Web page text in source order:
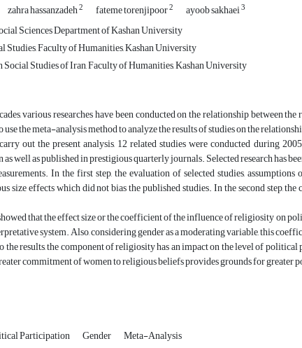
zahra hassanzadeh2 fateme torenjipoor2 ayoob sakhaei3
Sciences Department of Kashan University
Faculty of Humanities, Kashan University
Social Studies of Iran, Faculty of Humanities, Kashan University
various researches have been conducted on the relationship between
use the meta-analysis method to analyze the results of studies on the
out the present analysis, 12 related studies were conducted during
well as published in prestigious quarterly journals. Selected research has
In the first step, the evaluation of selected studies,
size effects which did not bias the published studies. In the second step,
that the effect size or the coefficient of the influence of religiosity on
system. Also, considering gender as a moderating variable, this
results, the component of religiosity has an impact on the level of
commitment of women to religious beliefs provides grounds for
Participation Gender Meta-Analysis